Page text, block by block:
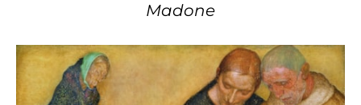
Madone